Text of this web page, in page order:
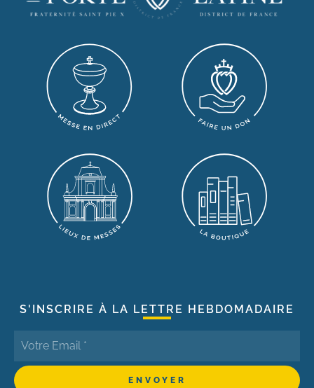
S'INSCRIRE À LA LETTRE HEBDOMADAIRE